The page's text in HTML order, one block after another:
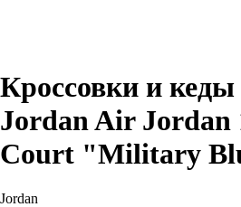
Кроссовки и
Jordan Air Jordan
Court "Military
Jordan